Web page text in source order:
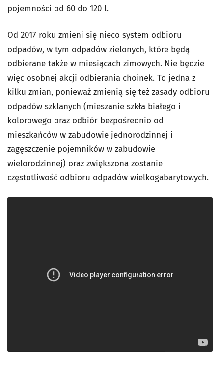
pojemności od 60 do 120 l.
Od 2017 roku zmieni się nieco system odbioru
odpadów, w tym odpadów zielonych, które będą
odbierane także w miesiącach zimowych. Nie będzie
więc osobnej akcji odbierania choinek. To jedna z
kilku zmian, ponieważ zmienią się też zasady odbioru
odpadów szklanych (mieszanie szkła białego i
kolorowego oraz odbiór bezpośrednio od
mieszkańców w zabudowie jednorodzinnej i
zagęszczenie pojemników w zabudowie
wielorodzinnej) oraz zwiększona zostanie
częstotliwość odbioru odpadów wielkogabarytowych.